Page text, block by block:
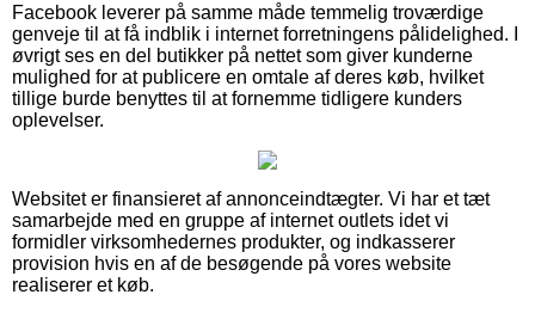
Facebook leverer på samme måde temmelig troværdige
genveje til at få indblik i internet forretningens pålidelighed. I
øvrigt ses en del butikker på nettet som giver kunderne
mulighed for at publicere en omtale af deres køb, hvilket
tillige burde benyttes til at fornemme tidligere kunders
oplevelser.
Websitet er finansieret af annonceindtægter. Vi har et tæt
samarbejde med en gruppe af internet outlets idet vi
formidler virksomhedernes produkter, og indkasserer
provision hvis en af de besøgende på vores website
realiserer et køb.